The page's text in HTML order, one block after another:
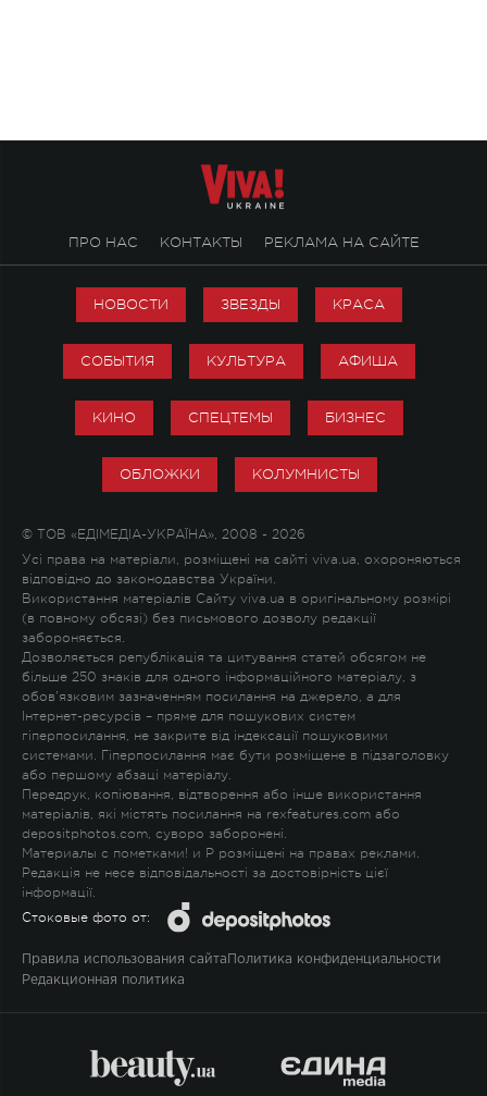
ПРО НАС КОНТАКТЫ РЕКЛАМА НА САЙТЕ
НОВОСТИ ЗВЕЗДЫ КРАСА
СОБЫТИЯ КУЛЬТУРА АФИША
КИНО СПЕЦТЕМЫ БИЗНЕС
ОБЛОЖКИ КОЛУМНИСТЫ
© ТОВ «ЕДІМЕДІА-УКРАЇНА», 2008 - 2026
Усі права на матеріали, розміщені на сайті viva.ua, охороняються
відповідно до законодавства України.
Використання матеріалів Сайту viva.ua в оригінальному розмірі
(в повному обсязі) без письмового дозволу редакції
забороняється.
Дозволяється републікація та цитування статей обсягом не
більше 250 знаків для одного інформаційного матеріалу, з
обов'язковим зазначенням посилання на джерело, а для
Інтернет-ресурсів – пряме для пошукових систем
гіперпосилання, не закрите від індексації пошуковими
системами. Гіперпосилання має бути розміщене в підзаголовку
або першому абзаці матеріалу.
Передрук, копіювання, відтворення або інше використання
матеріалів, які містять посилання на rexfeatures.com або
depositphotos.com, суворо заборонені.
Материалы с пометками! и P розміщені на правах реклами.
Редакція не несе відповідальності за достовірність цієї
інформації.
Стоковые фото от:
Правила использования сайта Политика конфиденциальности
Редакционная политика